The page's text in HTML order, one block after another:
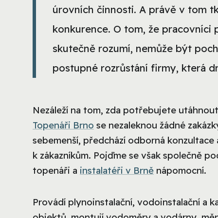
úrovních činnosti. A právě v tom
konkurence. O tom, že
skutečně rozumí, nemůže být
postupné rozrůstání firmy, která
Nezáleží na tom, zda potřebujete
Topenáři Brno se nezaleknou žádné
sebemenší, předchází odborná
k zákazníkům. Pojďme se však společně
topenáři a instalatéři v Brně nápomocní.
Provádí plynoinstalační, vodoinstalační a